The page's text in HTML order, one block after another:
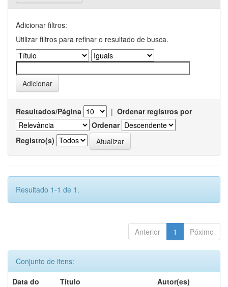
Adicionar filtros:
Utilizar filtros para refinar o resultado de busca.
Resultados/Página | Ordenar registros por
Ordenar
Registro(s)
Resultado 1-1 de 1.
Anterior 1 Póximo
Conjunto de itens:
Data do
Título Autor(es)